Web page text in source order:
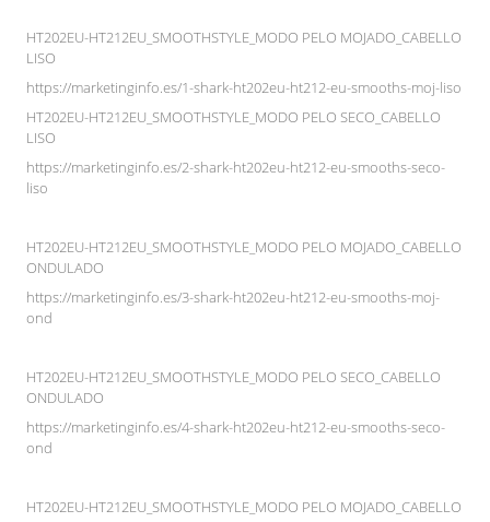
HT202EU-HT212EU_SMOOTHSTYLE_MODO PELO MOJADO_CABELLO
LISO
https://marketinginfo.es/1-shark-ht202eu-ht212-eu-smooths-moj-liso
HT202EU-HT212EU_SMOOTHSTYLE_MODO PELO SECO_CABELLO
LISO
https://marketinginfo.es/2-shark-ht202eu-ht212-eu-smooths-seco-
liso
HT202EU-HT212EU_SMOOTHSTYLE_MODO PELO MOJADO_CABELLO
ONDULADO
https://marketinginfo.es/3-shark-ht202eu-ht212-eu-smooths-moj-
ond
HT202EU-HT212EU_SMOOTHSTYLE_MODO PELO SECO_CABELLO
ONDULADO
https://marketinginfo.es/4-shark-ht202eu-ht212-eu-smooths-seco-
ond
HT202EU-HT212EU_SMOOTHSTYLE_MODO PELO MOJADO_CABELLO